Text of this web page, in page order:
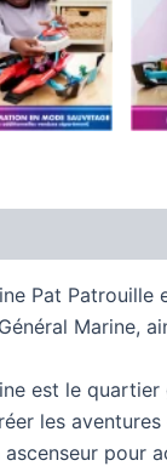
Pat Patrouille
Marine,
est le
les
ascenseur pour